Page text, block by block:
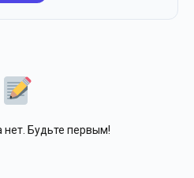
нет. Будьте первым!